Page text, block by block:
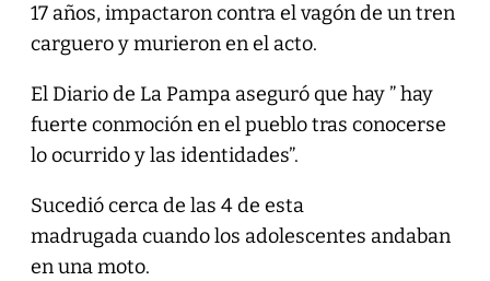
17 años, impactaron contra el vagón de un tren
carguero y murieron en el acto.
El Diario de La Pampa aseguró que hay ” hay
fuerte conmoción en el pueblo tras conocerse
lo ocurrido y las identidades”.
Sucedió cerca de las 4 de esta
madrugada cuando los adolescentes andaban
en una moto.